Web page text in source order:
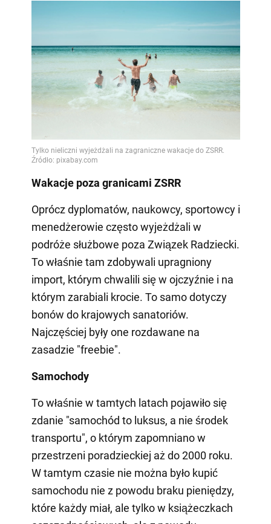
Wakacje poza granicami ZSRR
Oprócz dyplomatów, naukowcy, sportowcy i
menedżerowie często wyjeżdżali w
podróże służbowe poza Związek Radziecki.
To właśnie tam zdobywali upragniony
import, którym chwalili się w ojczyźnie i na
którym zarabiali krocie. To samo dotyczy
bonów do krajowych sanatoriów.
Najczęściej były one rozdawane na
zasadzie "freebie".
Samochody
To właśnie w tamtych latach pojawiło się
zdanie "samochód to luksus, a nie środek
transportu", o którym zapomniano w
przestrzeni poradzieckiej aż do 2000 roku.
W tamtym czasie nie można było kupić
samochodu nie z powodu braku pieniędzy,
które każdy miał, ale tylko w książeczkach